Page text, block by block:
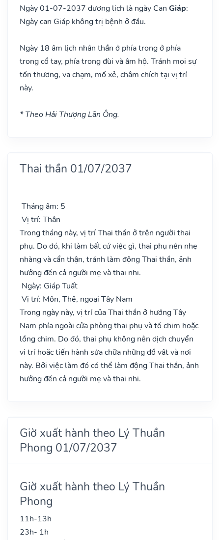
Ngày 01-07-2037 dương lịch là ngày Can Giáp:
Ngày can Giáp không trị bệnh ở đầu.
Ngày 18 âm lịch nhân thần ở phía trong ở phía
trong cổ tay, phía trong đùi và âm hộ. Tránh mọi sự
tổn thương, va chạm, mổ xẻ, châm chích tại vị trí
này.
* Theo Hải Thượng Lãn Ông.
Thai thần 01/07/2037
Tháng âm: 5
Vị trí: Thân
Trong tháng này, vị trí Thai thần ở trên người thai
phụ. Do đó, khi làm bất cứ việc gì, thai phụ nên nhẹ
nhàng và cẩn thận, tránh làm động Thai thần, ảnh
hưởng đến cả người mẹ và thai nhi.
Ngày: Giáp Tuất
Vị trí: Môn, Thê, ngoại Tây Nam
Trong ngày này, vị trí của Thai thần ở hướng Tây
Nam phía ngoài cửa phòng thai phụ và tổ chim hoặc
lồng chim. Do đó, thai phụ không nên dịch chuyển
vị trí hoặc tiến hành sửa chữa những đồ vật và nơi
này. Bởi việc làm đó có thể làm động Thai thần, ảnh
hưởng đến cả người mẹ và thai nhi.
Giờ xuất hành theo Lý Thuần
Phong 01/07/2037
Giờ xuất hành theo Lý Thuần
Phong
11h-13h
23h- 1h